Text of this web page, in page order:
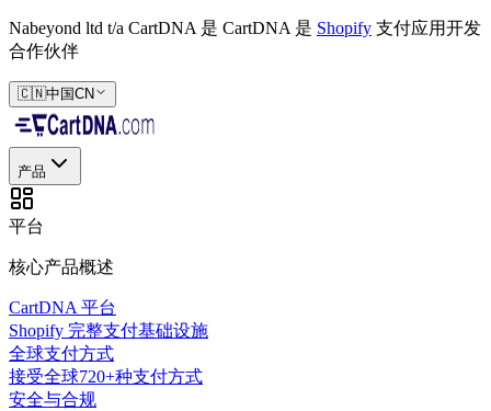
Nabeyond ltd t/a CartDNA 是 CartDNA 是 Shopify 支付应用开发
合作伙伴
🇨🇳中国CN
产品
平台
核心产品概述
CartDNA 平台
Shopify 完整支付基础设施
全球支付方式
接受全球720+种支付方式
安全与合规